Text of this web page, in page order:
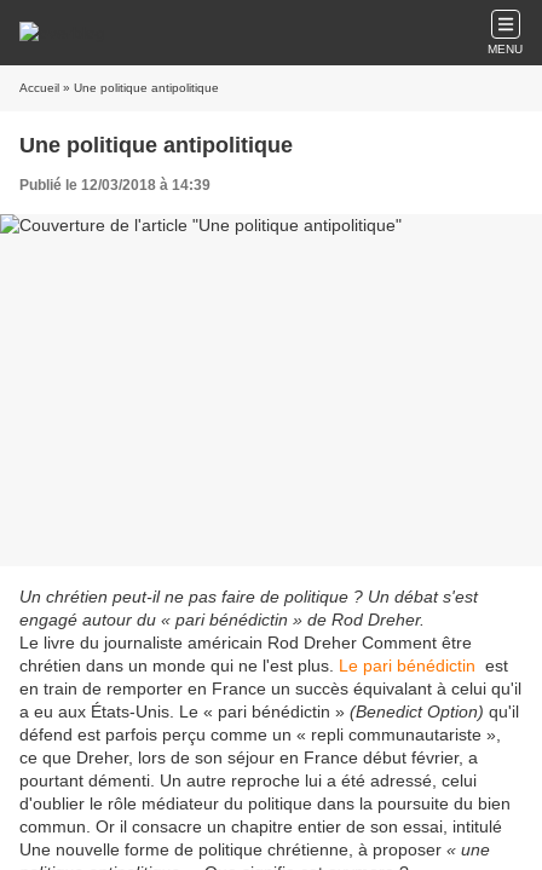
MENU
Accueil » Une politique antipolitique
Une politique antipolitique
Publié le 12/03/2018 à 14:39
Un chrétien peut-il ne pas faire de politique ? Un débat s'est
engagé autour du « pari bénédictin » de Rod Dreher.
Le livre du journaliste américain Rod Dreher Comment être
chrétien dans un monde qui ne l'est plus. Le pari bénédictin est
en train de remporter en France un succès équivalant à celui qu'il
a eu aux États-Unis. Le « pari bénédictin » (Benedict Option) qu'il
défend est parfois perçu comme un « repli communautariste »,
ce que Dreher, lors de son séjour en France début février, a
pourtant démenti. Un autre reproche lui a été adressé, celui
d'oublier le rôle médiateur du politique dans la poursuite du bien
commun. Or il consacre un chapitre entier de son essai, intitulé
Une nouvelle forme de politique chrétienne, à proposer « une